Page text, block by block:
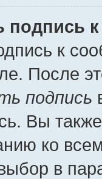
подпись
к
После
подпись
Вы
ко
в